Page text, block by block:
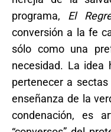
programa, El
conversión a la fe
sólo como una
necesidad. La idea
pertenecer a
enseñanza de la
condenación, es